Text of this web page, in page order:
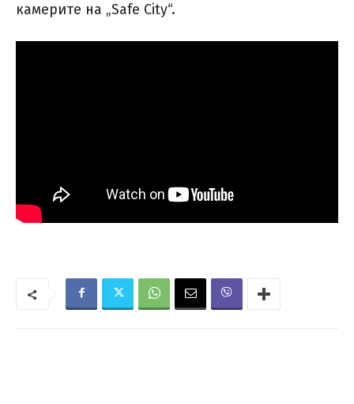
камерите на „Safe City“.